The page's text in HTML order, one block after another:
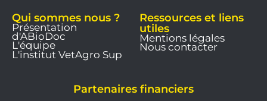
Qui sommes nous ?
Présentation
d'ABioDoc
L'équipe
L'institut VetAgro Sup
Ressources et liens
utiles
Mentions légales
Nous contacter
Partenaires financiers